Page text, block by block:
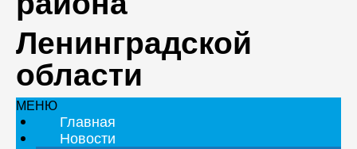
Ленинградской
области
МЕНЮ
Главная
Новости